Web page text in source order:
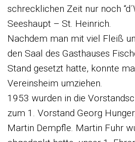
schrecklichen Zeit nur noch
Seeshaupt – St. Heinrich.
Nachdem man mit viel Fleiß
den Saal des Gasthauses
Stand gesetzt hatte, konnte
Vereinsheim umziehen.
1953 wurden in die
zum 1. Vorstand Georg
Martin Dempfle. Martin Fuhr